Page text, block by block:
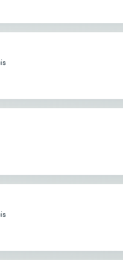
d’un Dockerfile
.